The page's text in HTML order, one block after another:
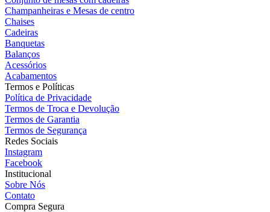
Champanheiras e Mesas de centro
Chaises
Cadeiras
Banquetas
Balanços
Acessórios
Acabamentos
Termos e Políticas
Política de Privacidade
Termos de Troca e Devolução
Termos de Garantia
Termos de Segurança
Redes Sociais
Instagram
Facebook
Institucional
Sobre Nós
Contato
Compra Segura